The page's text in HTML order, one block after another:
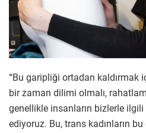
“Bu garipliği ortadan kaldırmak
bir zaman dilimi olmalı,
genellikle insanların bizlerle
ediyoruz. Bu, trans kadınların bu